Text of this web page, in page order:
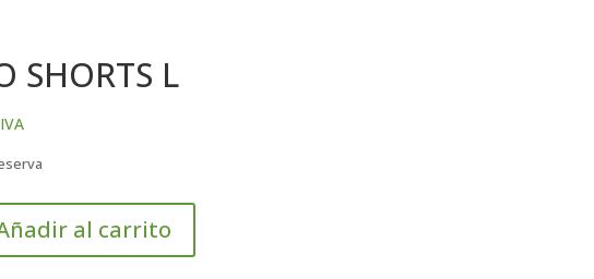
SHORTS L
al carrito